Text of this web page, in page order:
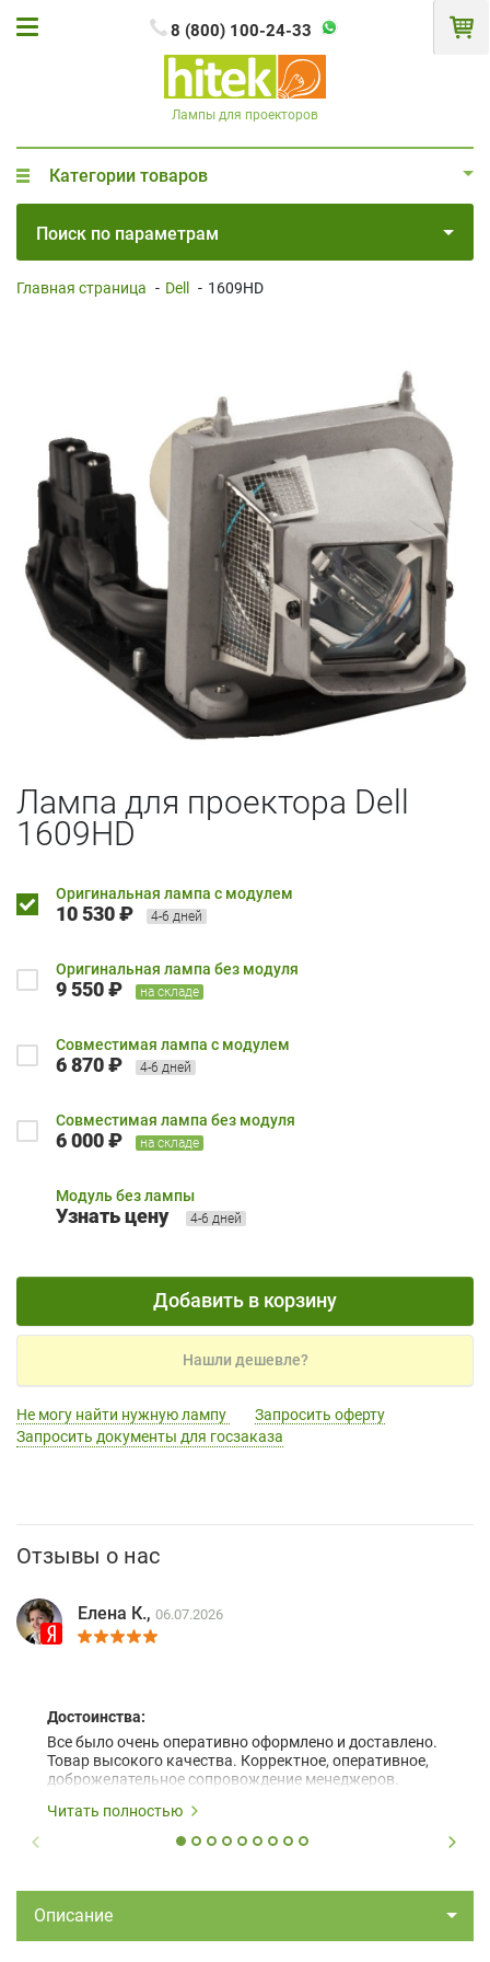
8 (800) 100-24-33
Лампы для проекторов
Категории товаров
Поиск по параметрам
Главная страница - Dell - 1609HD
Лампа для проектора Dell
1609HD
Оригинальная лампа с модулем
10 530 ₽ 4-6 дней
Оригинальная лампа без модуля
9 550 ₽ на складе
Совместимая лампа с модулем
6 870 ₽ 4-6 дней
Совместимая лампа без модуля
6 000 ₽ на складе
Модуль без лампы
Узнать цену 4-6 дней
Добавить в корзину
Нашли дешевле?
Не могу найти нужную лампу
Запросить оферту
Запросить документы для госзаказа
Отзывы о нас
Елена К., 06.07.2026
Достоинства:
Все было очень оперативно оформлено и доставлено.
Товар высокого качества. Корректное, оперативное,
доброжелательное сопровождение менеджеров.
Читать полностью
Описание